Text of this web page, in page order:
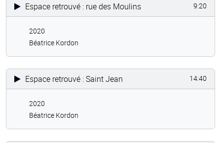
Espace retrouvé : rue des Moulins 9:20
2020
Béatrice Kordon
Espace retrouvé : Saint Jean 14:40
2020
Béatrice Kordon